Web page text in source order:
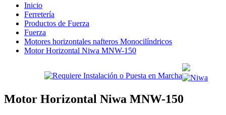
Inicio
Ferretería
Productos de Fuerza
Fuerza
Motores horizontales nafteros Monocilíndricos
Motor Horizontal Niwa MNW-150
Motor Horizontal Niwa MNW-150